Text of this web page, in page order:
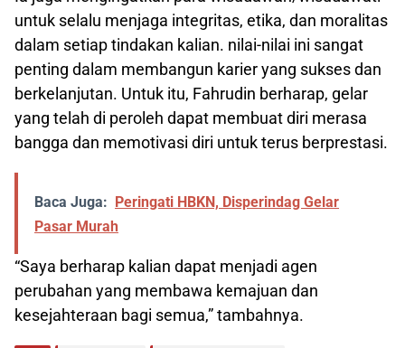
untuk selalu menjaga integritas, etika, dan moralitas
dalam setiap tindakan kalian. nilai-nilai ini sangat
penting dalam membangun karier yang sukses dan
berkelanjutan. Untuk itu, Fahrudin berharap, gelar
yang telah di peroleh dapat membuat diri merasa
bangga dan memotivasi diri untuk terus berprestasi.
Baca Juga: Peringati HBKN, Disperindag Gelar
Pasar Murah
“Saya berharap kalian dapat menjadi agen
perubahan yang membawa kemajuan dan
kesejahteraan bagi semua,” tambahnya.